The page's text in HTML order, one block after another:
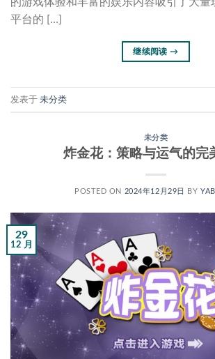
的游戏体验和丰富的娱乐内容吸引了大量
平台的 […]
继续阅读→
发表于 未分类
未分类
炸金花：策略与运气的完
POSTED ON 2024年12月29日 BY
29
12 月